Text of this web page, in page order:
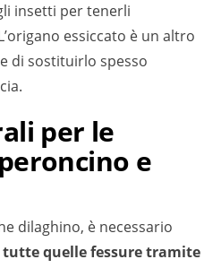
insetti per tenerli
essiccato è un altro
di sostituirlo spesso
per le
e
dilaghino, è necessario
quelle fessure tramite